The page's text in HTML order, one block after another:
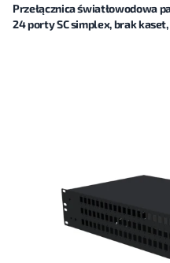
Przełącznica światłowodowa
24 porty SC simplex, brak